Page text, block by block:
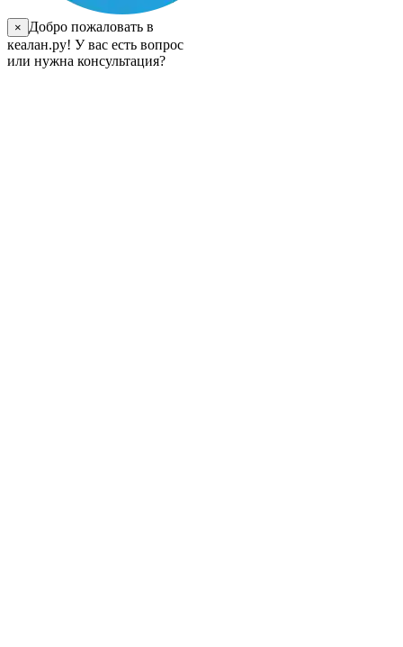
×
Добро пожаловать в
кеалан.ру! У вас есть вопрос
или нужна консультация?